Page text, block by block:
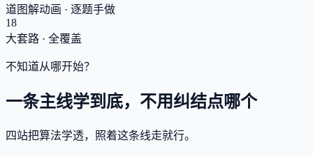
道图解动画 · 逐题手做
18
大套路 · 全覆盖
不知道从哪开始？
一条主线学到底，不用纠结点哪个
四站把算法学透，照着这条线走就行。